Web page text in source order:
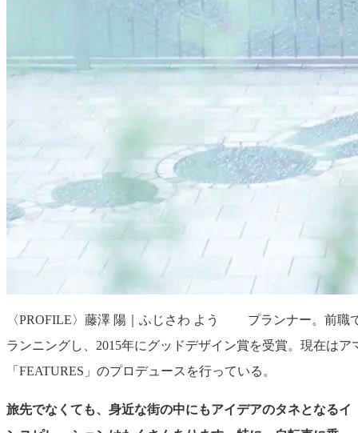
〈PROFILE〉藤澤 陽｜ふじさわ よう プランナー。前職
ランニングし、2015年にグッドデザイン賞を受賞。現在は
「FEATURES」のプロデュースを行っている。
旅先でなくても、身近な街の中にもアイデアのタネとなるイ